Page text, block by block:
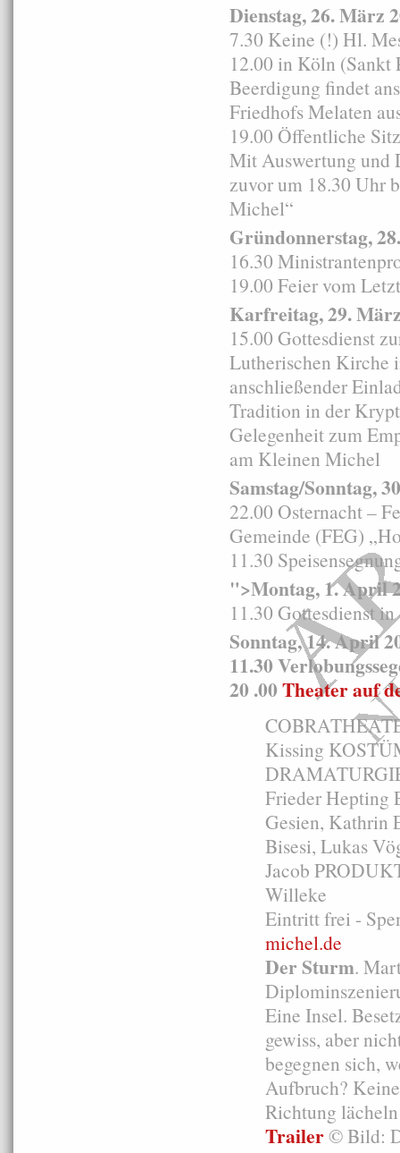
Dienstag, 26. März
7.30 Keine (!) Hl.
12.00 in Köln (Sankt
Beerdigung findet
Friedhofs Melaten
19.00 Öffentliche
Mit Auswertung und
zuvor um 18.30 Uhr
Michel“
Gründonnerstag,
16.30
19.00 Feier vom
Karfreitag, 29.
15.00 Gottesdienst
Lutherischen Kirche
anschließender
Tradition in der
Gelegenheit zum
am Kleinen Michel
Samstag/Sonntag,
22.00 Osternacht –
Gemeinde (FEG)
11.30
">Montag, 1. April
11.30 Gottesdienst
Sonntag, 14. April
11.30
20 .00Theater auf
Kissing
Frieder Hepting
Gesien, Kathrin
Bisesi, Lukas
Jacob
Willeke
Eintritt frei -
michel.de
Der Sturm.
Eine Insel.
gewiss, aber
begegnen sich,
Aufbruch?
Richtung
Trailer© Bild: